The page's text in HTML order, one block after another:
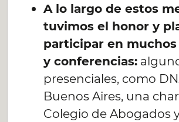
A lo largo de estos
tuvimos el honor y
participar en
y conferencias:
presenciales, como
Buenos Aires, una
Colegio de Abogados